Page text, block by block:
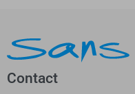
Contact